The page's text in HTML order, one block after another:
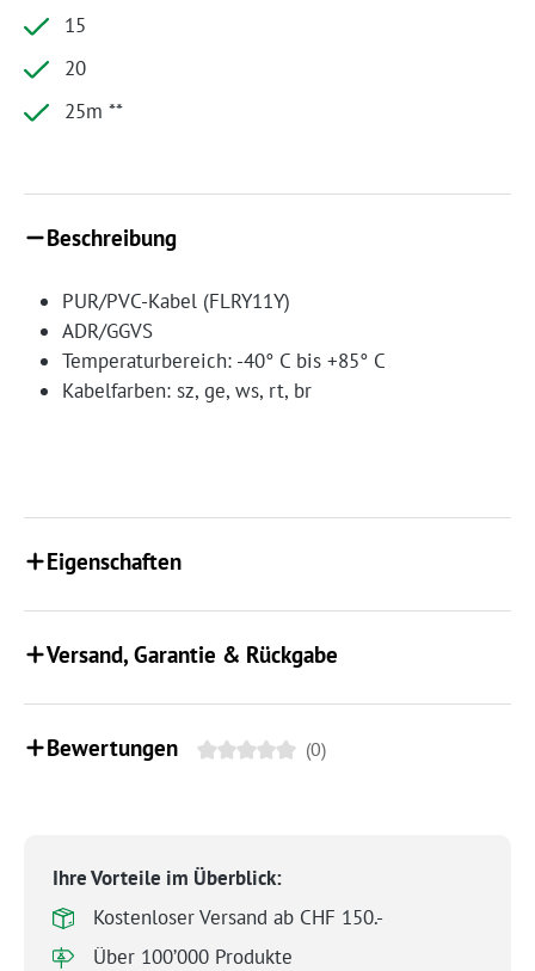
15
20
25m **
Beschreibung
PUR/PVC-Kabel (FLRY11Y)
ADR/GGVS
Temperaturbereich: -40° C bis +85° C
Kabelfarben: sz, ge, ws, rt, br
Eigenschaften
Versand, Garantie & Rückgabe
Bewertungen (0)
Ihre Vorteile im Überblick:
Kostenloser Versand ab CHF 150.-
Über 100’000 Produkte